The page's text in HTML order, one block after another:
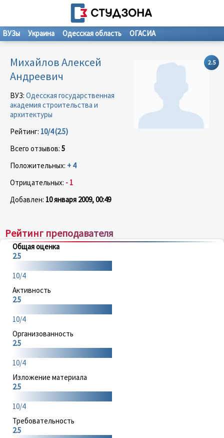
ВУЗы Украина Одесская область ОГАСИА
2.5
Михайлов Алексей
Андреевич
ВУЗ: Одесская государственная
академия строительства и
архитектуры
Рейтинг: 10/4 (2.5)
Всего отзывов: 5
Положительных: + 4
Отрицательных: - 1
Добавлен: 10 января 2009, 00:49
Рейтинг преподавателя
Общая оценка
2.5
10/4
Активность
2.5
10/4
Организованность
2.5
10/4
Изложение материала
2.5
10/4
Требовательность
2.5